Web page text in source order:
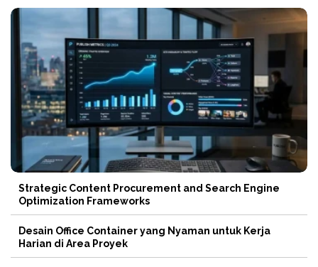
Strategic Content Procurement and Search Engine
Optimization Frameworks
Desain Office Container yang Nyaman untuk Kerja
Harian di Area Proyek